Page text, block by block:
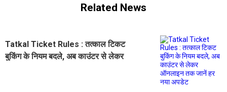
Related News
Tatkal Ticket Rules : तत्काल टिकट
बुकिंग के नियम बदले, अब काउंटर से लेकर